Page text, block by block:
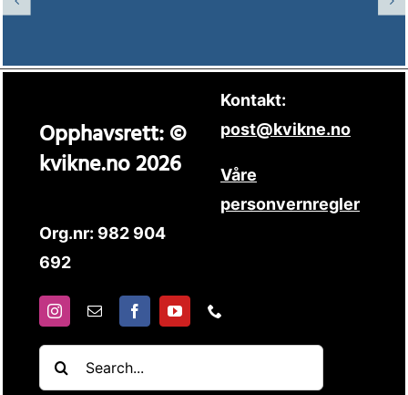
Opphavsrett: ©
kvikne.no 2026
Org.nr: 982 904
692
Kontakt:
post@kvikne.no
Våre
personvernregler
Søk
etter: